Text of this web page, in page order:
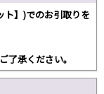
ト】)でのお引取りを
了承ください。